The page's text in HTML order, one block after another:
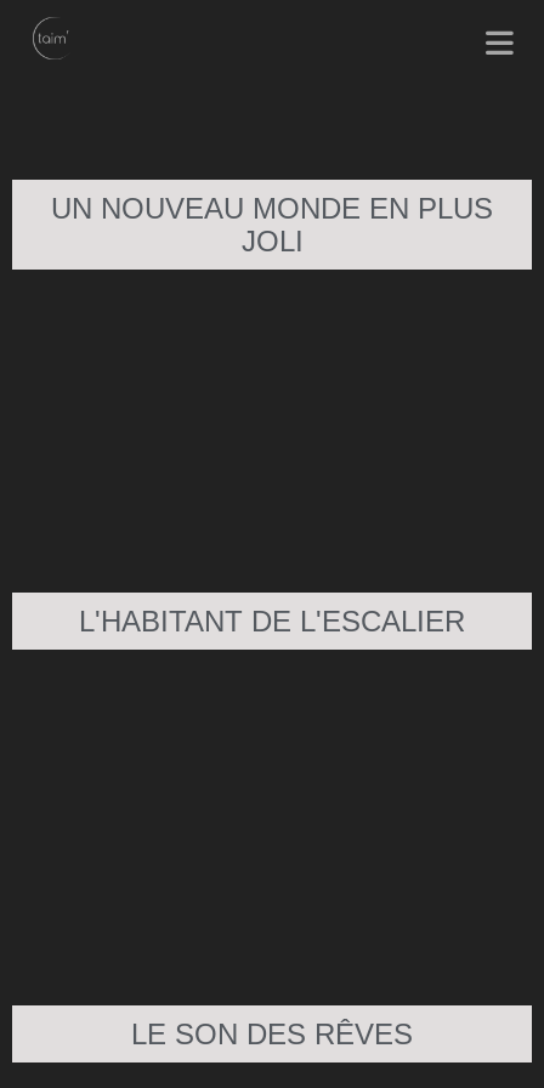
UN NOUVEAU MONDE EN PLUS
JOLI
L'HABITANT DE L'ESCALIER
LE SON DES RÊVES